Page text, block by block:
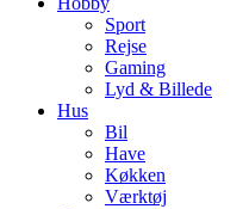
Sport
Rejse
Gaming
Lyd & Billede
Hus
Bil
Have
Køkken
Værktøj